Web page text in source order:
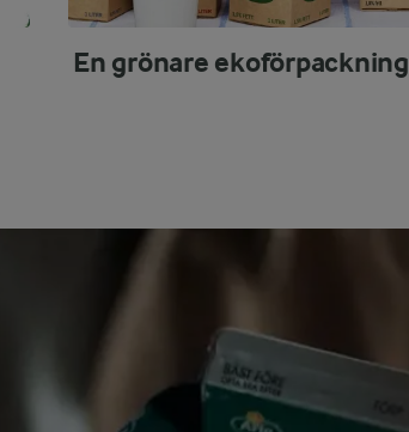
En grönare ekoförpackning